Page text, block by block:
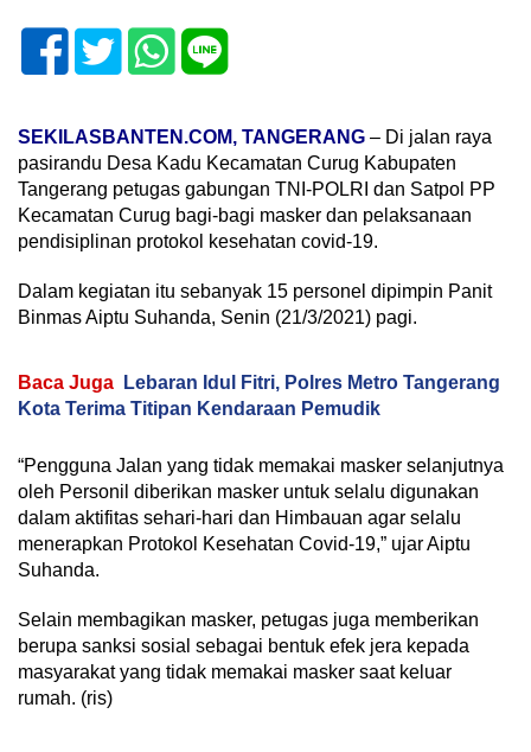
SEKILASBANTEN.COM, TANGERANG – Di jalan raya
pasirandu Desa Kadu Kecamatan Curug Kabupaten
Tangerang petugas gabungan TNI-POLRI dan Satpol PP
Kecamatan Curug bagi-bagi masker dan pelaksanaan
pendisiplinan protokol kesehatan covid-19.
Dalam kegiatan itu sebanyak 15 personel dipimpin Panit
Binmas Aiptu Suhanda, Senin (21/3/2021) pagi.
Baca Juga
Lebaran Idul Fitri, Polres Metro Tangerang
Kota Terima Titipan Kendaraan Pemudik
“Pengguna Jalan yang tidak memakai masker selanjutnya
oleh Personil diberikan masker untuk selalu digunakan
dalam aktifitas sehari-hari dan Himbauan agar selalu
menerapkan Protokol Kesehatan Covid-19,” ujar Aiptu
Suhanda.
Selain membagikan masker, petugas juga memberikan
berupa sanksi sosial sebagai bentuk efek jera kepada
masyarakat yang tidak memakai masker saat keluar
rumah. (ris)